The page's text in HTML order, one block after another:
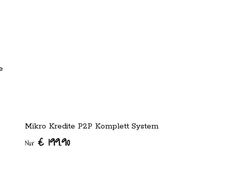
Mikro Kredite P2P Komplett System
Nur € 199.90